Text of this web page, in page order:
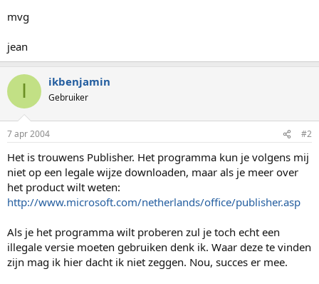
e
mvg
jean
I ikbenjamin
Gebruiker
7 apr 2004 #2
Het is trouwens Publisher. Het programma kun je volgens mij
niet op een legale wijze downloaden, maar als je meer over
het product wilt weten:
http://www.microsoft.com/netherlands/office/publisher.asp
Als je het programma wilt proberen zul je toch echt een
illegale versie moeten gebruiken denk ik. Waar deze te vinden
zijn mag ik hier dacht ik niet zeggen. Nou, succes er mee.